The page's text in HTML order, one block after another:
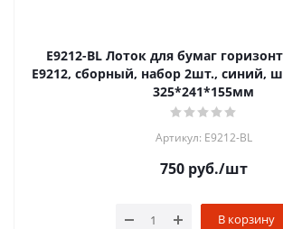
E9212-BL Лоток для бумаг
E9212, сборный, набор 2шт., синий,
325*241*155мм
Артикул: E9212-BL
750руб./шт
В корзину